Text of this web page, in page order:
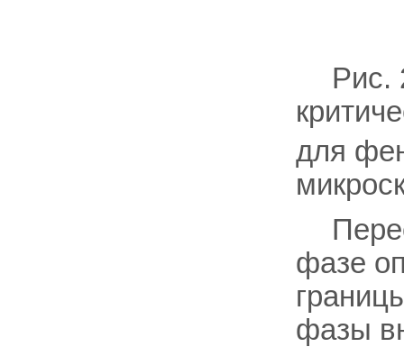
Рис.
для
фазе
фазы